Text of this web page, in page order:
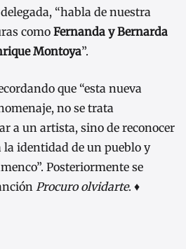
“habla de nuestra
como Fernanda y Bernarda
Montoya”.
que “esta nueva
no se trata
a un artista, sino de reconocer
la identidad de un pueblo y
Posteriormente se
Procuro olvidarte. ♦